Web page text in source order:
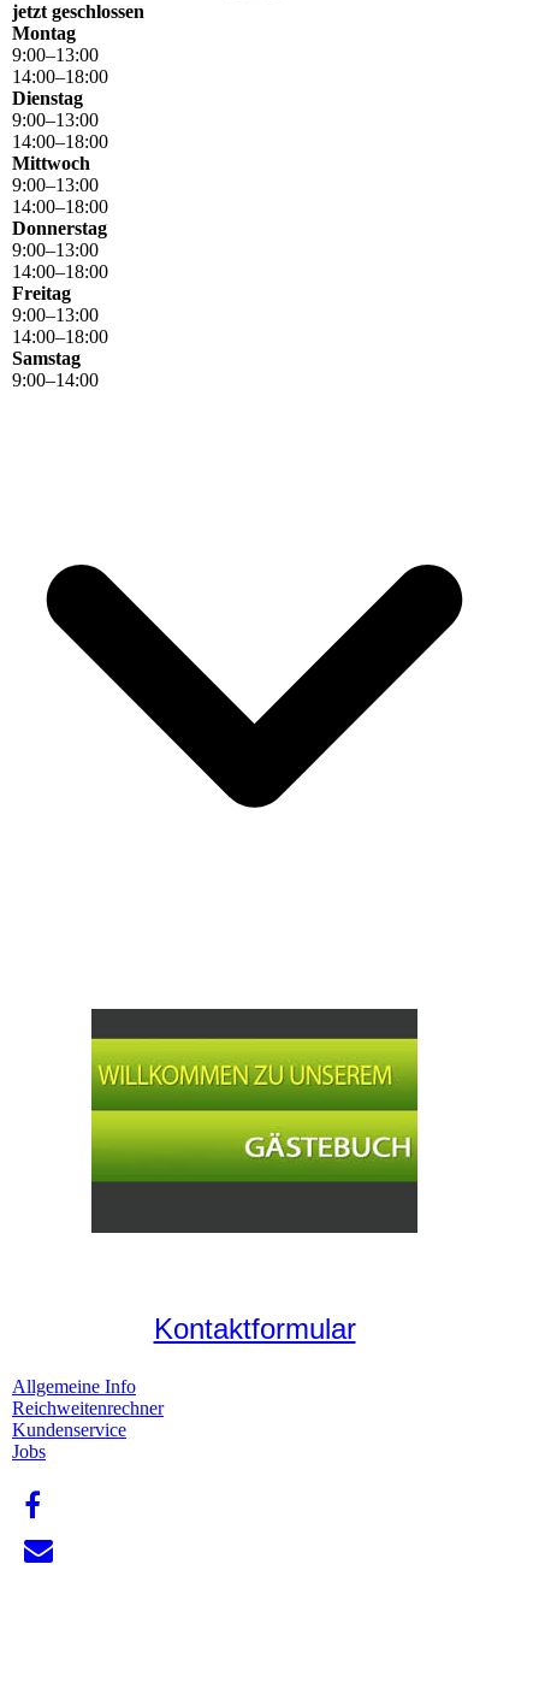
jetzt geschlossen
Montag
9:00–13:00
14:00–18:00
Dienstag
9:00–13:00
14:00–18:00
Mittwoch
9:00–13:00
14:00–18:00
Donnerstag
9:00–13:00
14:00–18:00
Freitag
9:00–13:00
14:00–18:00
Samstag
9:00–14:00
Kontaktformular
Allgemeine Info
Reichweitenrechner
Kundenservice
Jobs